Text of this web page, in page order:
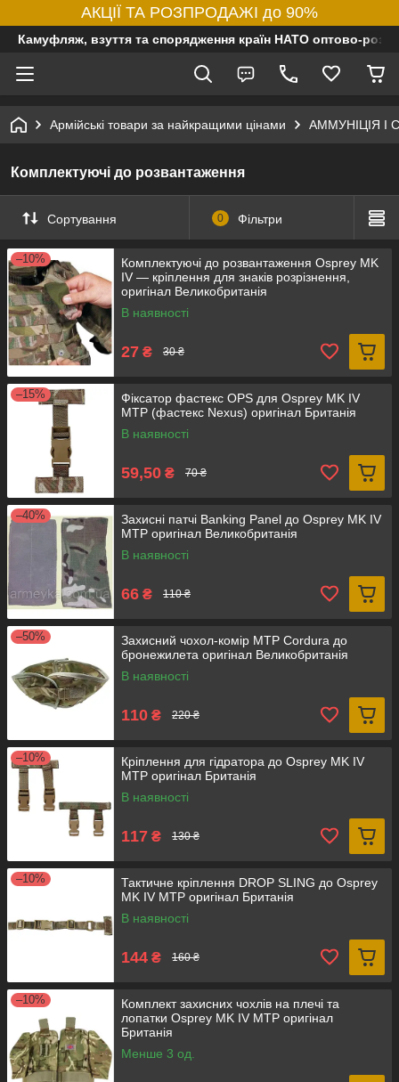
АКЦІЇ ТА РОЗПРОДАЖІ до 90%
Камуфляж, взуття та спорядження країн НАТО оптово-
Армійські товари за найкращими цінами АММУНІЦІЯ І
Комплектуючі до розвантаження
Сортування 0 Фільтри
–10%
Комплектуючi до розвантаження Osprey MK
IV — кріплення для знаків розрізнення,
оригінал Великобританія
В наявності
27 ₴ 30 ₴
–15%
Фіксатор фастекс OPS для Osprey MK IV
MTP (фастекс Nexus) оригінал Британія
В наявності
59,50 ₴ 70 ₴
–40%
Захисні патчі Banking Panel до Osprey MK IV
MTP оригінал Великобританія
В наявності
66 ₴ 110 ₴
–50%
Захисний чохол-комір MTP Cordura до
бронежилета оригінал Великобританія
В наявності
110 ₴ 220 ₴
–10%
Кріплення для гідратора до Osprey MK IV
MTP оригінал Британія
В наявності
117 ₴ 130 ₴
–10%
Тактичне кріплення DROP SLING до Osprey
MK IV MTP оригінал Британія
В наявності
144 ₴ 160 ₴
–10%
Комплект захисних чохлів на плечі та
лопатки Osprey MK IV MTP оригінал
Британія
Менше 3 од.